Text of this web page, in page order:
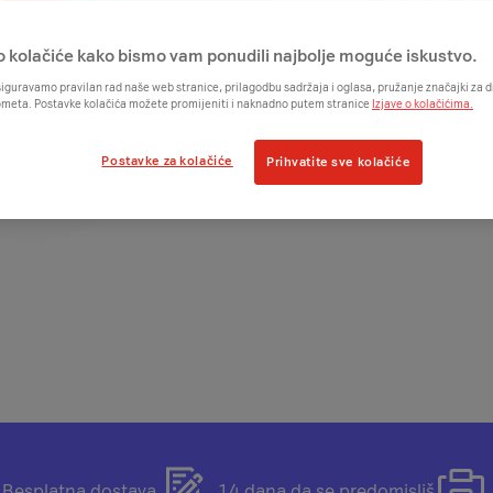
kolačiće kako bismo vam ponudili najbolje moguće iskustvo.
pravilan rad naše web stranice, prilagodbu sadržaja i oglasa, pružanje značajki za
Postavke kolačića možete promijeniti i naknadno putem stranice Izjave o kolačićima.
Postavke za kolačiće Prihvatite sve kolačiće